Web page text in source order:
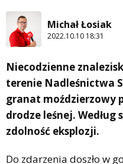
Michał Łosiak
2022.10.10 18:31
Niecodzienne
terenie Nadleśnictwa
granat moździerzowy
drodze leśnej. Według
zdolność eksplozji.
Do zdarzenia doszło w